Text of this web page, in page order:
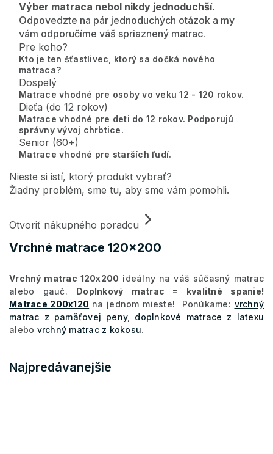
Vrchné matrace 120x200
Výber matraca nebol nikdy jednoduchší.
Odpovedzte na pár jednoduchých otázok a my
vám odporučíme váš spriaznený matrac.
Pre koho?
Kto je ten šťastlivec, ktorý sa dočká nového
matraca?
Dospelý
Matrace vhodné pre osoby vo veku 12 - 120 rokov.
Dieťa (do 12 rokov)
Matrace vhodné pre deti do 12 rokov. Podporujú
správny vývoj chrbtice.
Senior (60+)
Matrace vhodné pre starších ľudí.
Nieste si istí, ktorý produkt vybrať?
Žiadny problém, sme tu, aby sme vám pomohli.
Otvoriť nákupného poradcu
Vrchný matrac 120x200 ideálny na váš súčasný matrac
alebo gauč. Doplnkový matrac = kvalitné spanie!
Matrace 200x120 na jednom mieste! Ponúkame: vrchný
matrac z pamäťovej peny, doplnkové matrace z latexu
alebo vrchný matrac z kokosu.
Najpredávanejšie